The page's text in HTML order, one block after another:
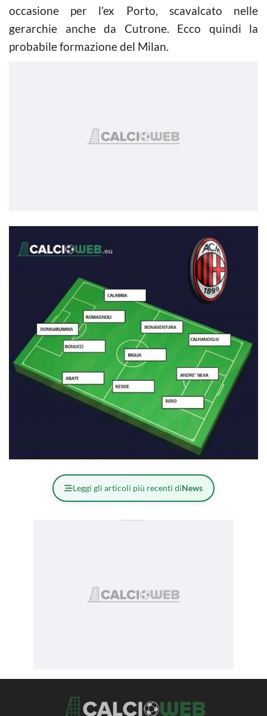
occasione per l’ex Porto, scavalcato nelle
gerarchie anche da Cutrone. Ecco quindi la
probabile formazione del Milan.
Leggi gli articoli più recenti diNews